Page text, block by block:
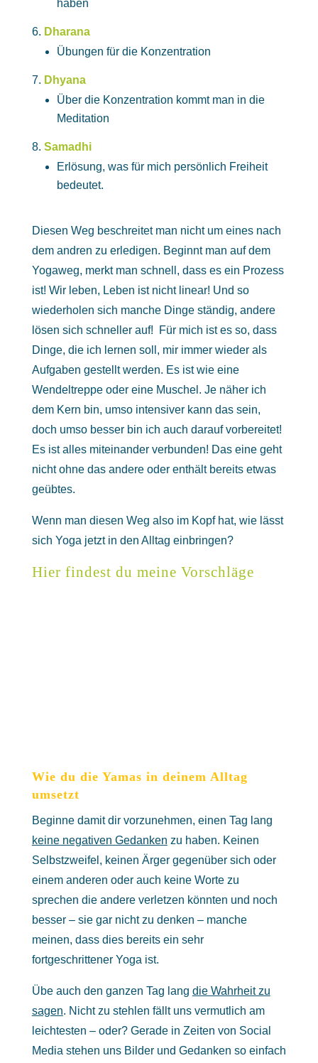
haben
Dharana
Übungen für die Konzentration
Dhyana
Über die Konzentration kommt man in die
Meditation
Samadhi
Erlösung, was für mich persönlich Freiheit
bedeutet.
Diesen Weg beschreitet man nicht um eines nach
dem andren zu erledigen. Beginnt man auf dem
Yogaweg, merkt man schnell, dass es ein Prozess
ist! Wir leben, Leben ist nicht linear! Und so
wiederholen sich manche Dinge ständig, andere
lösen sich schneller auf! Für mich ist es so, dass
Dinge, die ich lernen soll, mir immer wieder als
Aufgaben gestellt werden. Es ist wie eine
Wendeltreppe oder eine Muschel. Je näher ich
dem Kern bin, umso intensiver kann das sein,
doch umso besser bin ich auch darauf vorbereitet!
Es ist alles miteinander verbunden! Das eine geht
nicht ohne das andere oder enthält bereits etwas
geübtes.
Wenn man diesen Weg also im Kopf hat, wie lässt
sich Yoga jetzt in den Alltag einbringen?
Hier findest du meine Vorschläge
Wie du die Yamas in deinem Alltag
umsetzt
Beginne damit dir vorzunehmen, einen Tag lang
keine negativen Gedanken zu haben. Keinen
Selbstzweifel, keinen Ärger gegenüber sich oder
einem anderen oder auch keine Worte zu
sprechen die andere verletzen könnten und noch
besser – sie gar nicht zu denken – manche
meinen, dass dies bereits ein sehr
fortgeschrittener Yoga ist.
Übe auch den ganzen Tag lang die Wahrheit zu
sagen. Nicht zu stehlen fällt uns vermutlich am
leichtesten – oder? Gerade in Zeiten von Social
Media stehen uns Bilder und Gedanken so einfach